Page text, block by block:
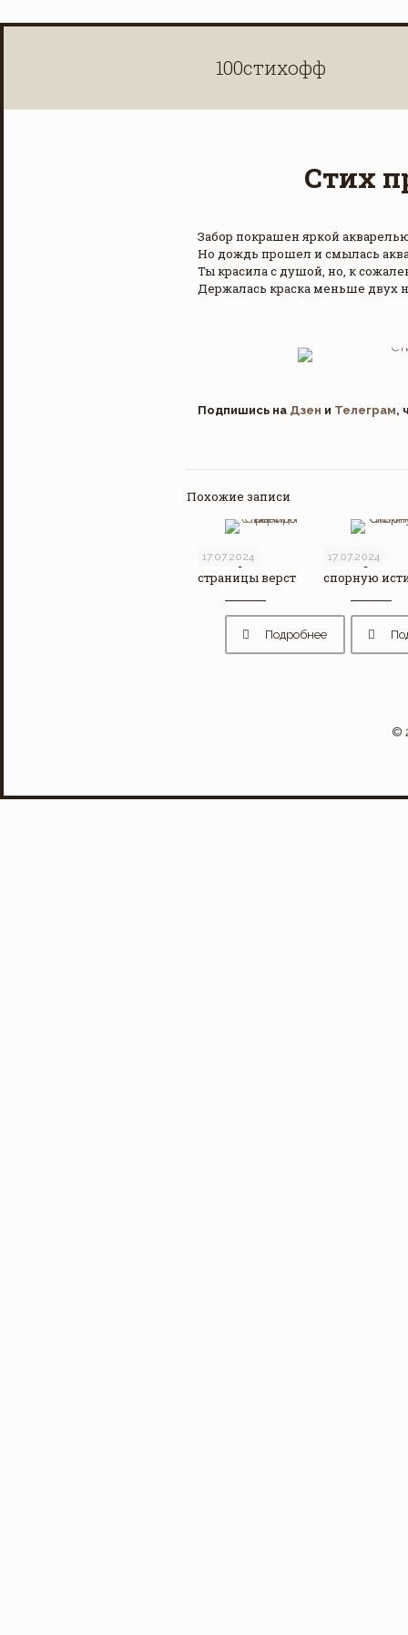
100стихофф
Стих
Забор покрашен яркой
Но дождь прошел и смылась
Ты красила с душой, но, к
Держалась краска меньше двух
Подпишись на Дзен и Телеграм,
Похожие записи
17.07.2024
Стих про
страницы верст
Подробнее
17.07.2024
Стих про
спорную
©